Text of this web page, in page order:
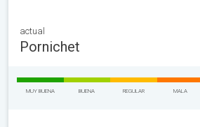
actual
Pornichet
MUY BUENA BUENA REGULAR MALA